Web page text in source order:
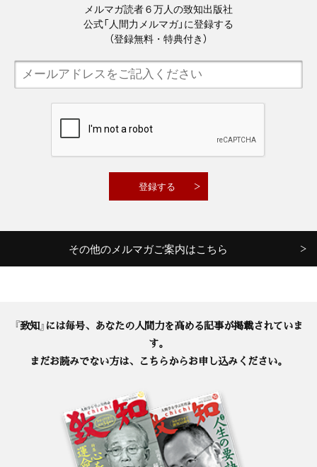
メルマガ読者６万人の致知出版社
公式「人間力メルマガ」に登録する
（登録無料・特典付き）
その他のメルマガご案内はこちら
『致知』には毎号、あなたの人間力を高める記事が掲載されていま
す。
まだお読みでない方は、こちらからお申し込みください。